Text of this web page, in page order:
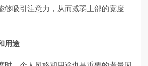
够吸引注意力，从而减弱上部的宽度
用途